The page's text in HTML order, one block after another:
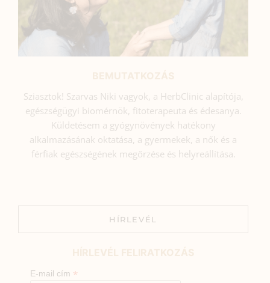
Sziasztok! Szarvas Niki vagyok, a HerbClinic alapítója,
egészségügyi biomérnök, fitoterapeuta és édesanya.
Küldetésem a gyógynövények hatékony
alkalmazásának oktatása, a gyermekek, a nők és a
férfiak egészségének megőrzése és helyreállítása.
HÍRLEVÉL
E-mail cím *